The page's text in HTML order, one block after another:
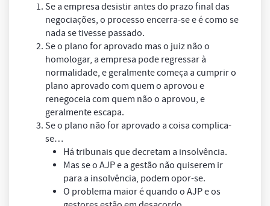
Se a empresa desistir antes do prazo final das
negociações, o processo encerra-se e é como se
nada se tivesse passado.
Se o plano for aprovado mas o juiz não o
homologar, a empresa pode regressar à
normalidade, e geralmente começa a cumprir o
plano aprovado com quem o aprovou e
renegoceia com quem não o aprovou, e
geralmente escapa.
Se o plano não for aprovado a coisa complica-
se…
Há tribunais que decretam a insolvência.
Mas se o AJP e a gestão não quiserem ir
para a insolvência, podem opor-se.
O problema maior é quando o AJP e os